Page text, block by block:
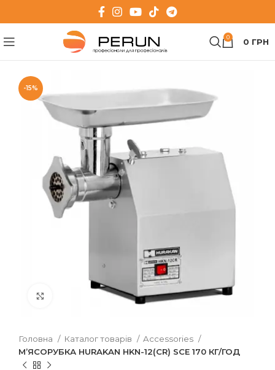
0 0 ГРН
-15%
Клацніть, щоб збільшити
Головна Каталог товарів
Accessories
М’ЯСОРУБКА HURAKAN HKN-12(CR) SCE 170 КГ/ГОД